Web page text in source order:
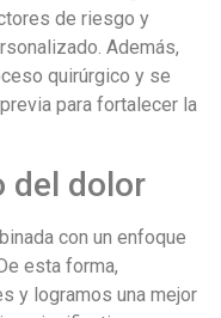
de riesgo y
Además,
quirúrgico y se
para fortalecer la
del dolor
con un enfoque
esta forma,
y logramos una mejor